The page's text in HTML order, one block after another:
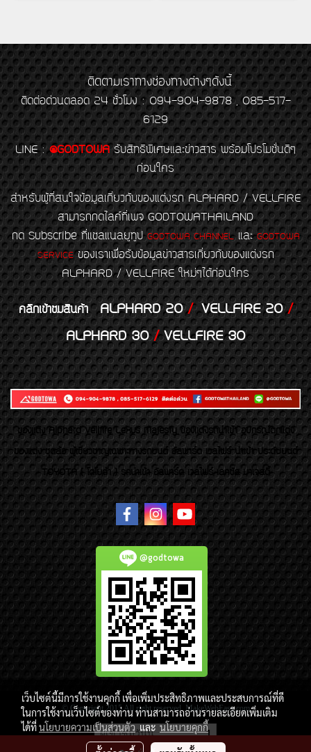
ติดตามเราทางช่องทางต่างๆดังนี้
ติดต่อด่วนตลอด 24 ชั่วโมง : 094-904-9878 , 085-517-
6129
LINE : @GODTOWA รับสิทธิพิเศษและข่าวสาร พร้อมโปรโมชั่นดีๆ
ก่อนใคร
สำหรับผู้ที่สนใจข้อมูลเกี่ยวกับของแต่งรถ ALPHARD / VELLFIRE
สามารถกดไลค์ที่เพจ GODTOWATHAILAND
กด Subscribe ที่แชลแนลยูทูปGODTOWA CHANNELและGODTOWA
SERVICEของเราเพื่อรับข้อมูลข่าวสารเกี่ยวกับของแต่งรถ
ALPHARD / VELLFIRE ใหม่ๆได้ก่อนใคร
คลิกเข้าชมสินค้า ALPHARD 20/VELLFIRE 20/
ALPHARD 30/VELLFIRE 30
ของเเต่ง Alphard Vellfire Lexus Majesty ของเเต่งรถนำเข้า อุปกรณ์ตกแต่ง
ของแต่ง ชุดล้อ ผู้เชี่ยวชาญเฉพาะทางรถยนต์ อัลพาร์ด เวลไฟร์ นำเข้า ประดับยนต์
TOYOTA ( โตโยต้า ) รถนำเข้า อัลพาร์ด เวลไฟร์ เลกซัส มาเจสตี้
@godtowa
© Copyright 2015 All right reserved. MakeWebEasy.com
ผู้เข้าชมวันนี้ 1
เว็บไซต์นี้มีการใช้งานคุกกี้ เพื่อเพิ่มประสิทธิภาพและประสบการณ์ที่ดี
ในการใช้งานเว็บไซต์ของท่าน ท่านสามารถอ่านรายละเอียดเพิ่มเติม
ได้ที่นโยบายความเป็นส่วนตัวและนโยบายคุกกี้